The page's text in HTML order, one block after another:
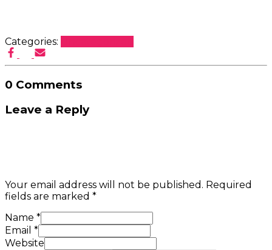
Categories:
0 Comments
Leave a Reply
Your email address will not be published. Required
fields are marked *
Name *
Email *
Website